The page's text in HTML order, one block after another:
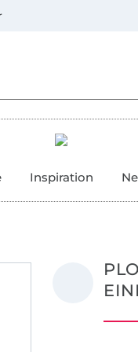
Inspiration
auf Rechnung,